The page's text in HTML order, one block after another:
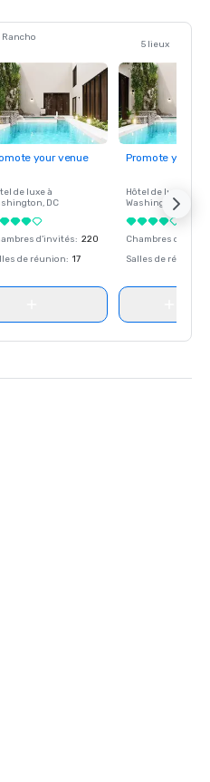
5 lieux
your venue
de luxe à
, DC
d'invités: 220
de réunion: 17
Promote your
Hôtel de luxe à
Washington
Chambres
Salles de réunion